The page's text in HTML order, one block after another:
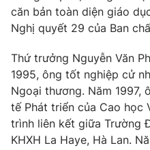
VTV Sức khoẻ
Thị trường 24h
VTV4
căn bản toàn diện giáo
Nghị quyết 29 của Ban
Thứ trưởng Nguyễn Văn
1995, ông tốt nghiệp cử
Ngoại thương. Năm 1997,
tế Phát triển của Cao học
trình liên kết giữa Trường
KHXH La Haye, Hà Lan.